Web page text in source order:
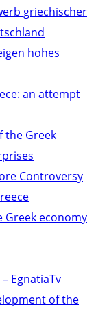
griechischer
hohes
an attempt
the Greek
Controversy
economy
EgnatiaTv
of the